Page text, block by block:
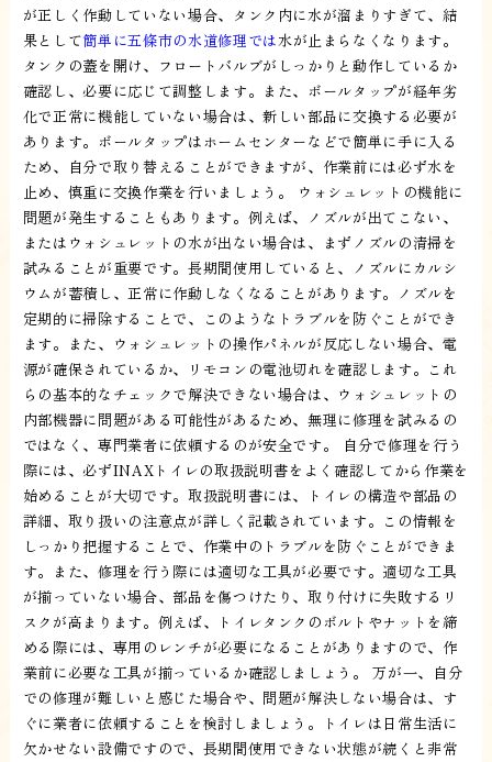
が正しく作動していない場合、タンク内に水が溜まりすぎて、結
果として簡単に五條市の水道修理では水が止まらなくなります。
タンクの蓋を開け、フロートバルブがしっかりと動作しているか
確認し、必要に応じて調整します。また、ボールタップが経年劣
化で正常に機能していない場合は、新しい部品に交換する必要が
あります。ボールタップはホームセンターなどで簡単に手に入る
ため、自分で取り替えることができますが、作業前には必ず水を
止め、慎重に交換作業を行いましょう。 ウォシュレットの機能に
問題が発生することもあります。例えば、ノズルが出てこない、
またはウォシュレットの水が出ない場合は、まずノズルの清掃を
試みることが重要です。長期間使用していると、ノズルにカルシ
ウムが蓄積し、正常に作動しなくなることがあります。ノズルを
定期的に掃除することで、このようなトラブルを防ぐことができ
ます。また、ウォシュレットの操作パネルが反応しない場合、電
源が確保されているか、リモコンの電池切れを確認します。これ
らの基本的なチェックで解決できない場合は、ウォシュレットの
内部機器に問題がある可能性があるため、無理に修理を試みるの
ではなく、専門業者に依頼するのが安全です。 自分で修理を行う
際には、必ずINAXトイレの取扱説明書をよく確認してから作業を
始めることが大切です。取扱説明書には、トイレの構造や部品の
詳細、取り扱いの注意点が詳しく記載されています。この情報を
しっかり把握することで、作業中のトラブルを防ぐことができま
す。また、修理を行う際には適切な工具が必要です。適切な工具
が揃っていない場合、部品を傷つけたり、取り付けに失敗するリ
スクが高まります。例えば、トイレタンクのボルトやナットを締
める際には、専用のレンチが必要になることがありますので、作
業前に必要な工具が揃っているか確認しましょう。 万が一、自分
での修理が難しいと感じた場合や、問題が解決しない場合は、す
ぐに業者に依頼することを検討しましょう。トイレは日常生活に
欠かせない設備ですので、長期間使用できない状態が続くと非常